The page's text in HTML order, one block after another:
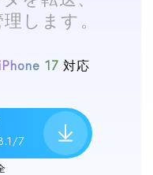
します。
iPhone 17 対応
7